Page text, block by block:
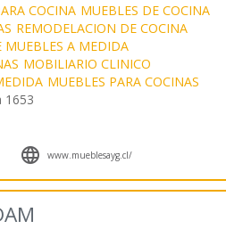
COCINA MUEBLES DE COCINA
REMODELACION DE COCINA
MUEBLES A MEDIDA
MOBILIARIO CLINICO
MUEBLES PARA COCINAS
1653
 www.mueblesayg.cl/